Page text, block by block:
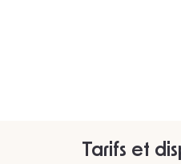
Tarifs et